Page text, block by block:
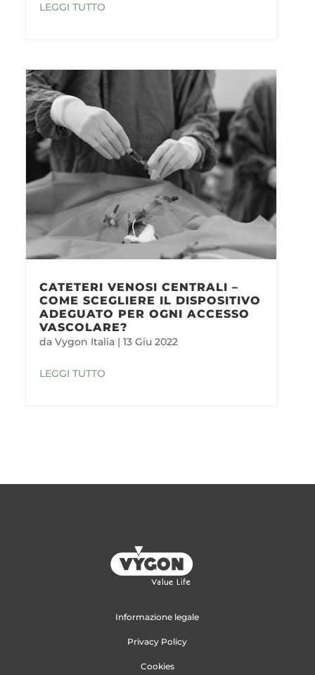
LEGGI TUTTO
CATETERI VENOSI CENTRALI –
COME SCEGLIERE IL DISPOSITIVO
ADEGUATO PER OGNI ACCESSO
VASCOLARE?
da Vygon Italia | 13 Giu 2022
LEGGI TUTTO
Informazione legale
Privacy Policy
Cookies